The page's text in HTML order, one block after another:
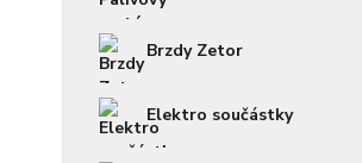
Brzdy Zetor
Elektro součástky